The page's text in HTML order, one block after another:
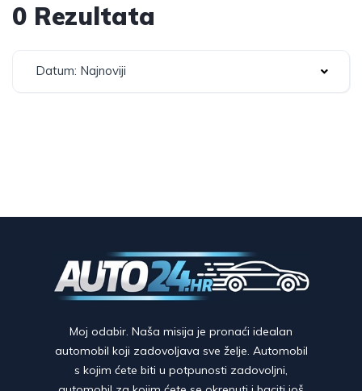
0 Rezultata
Datum: Najnoviji
Moj odabir. Naša misija je pronaći idealan
automobil koji zadovoljava sve želje. Automobil
s kojim ćete biti u potpunosti zadovoljni,